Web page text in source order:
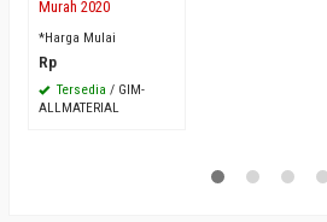
Murah 2020
*Harga Mulai
Rp
Tersedia / GIM-
ALLMATERIAL